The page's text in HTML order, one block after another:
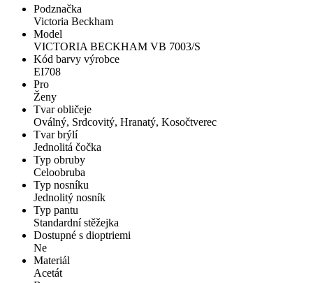
Podznačka
Victoria Beckham
Model
VICTORIA BECKHAM VB 7003/S
Kód barvy výrobce
EI708
Pro
Ženy
Tvar obličeje
Oválný, Srdcovitý, Hranatý, Kosočtverec
Tvar brýlí
Jednolitá čočka
Typ obruby
Celoobruba
Typ nosníku
Jednolitý nosník
Typ pantu
Standardní stěžejka
Dostupné s dioptriemi
Ne
Materiál
Acetát